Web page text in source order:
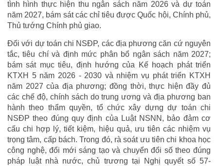
tình hình thực hiện thu ngân sách năm 2026 và dự toán
năm 2027, bám sát các chỉ tiêu được Quốc hội, Chính phủ,
Thủ tướng Chính phủ giao.
Đối với dự toán chi NSĐP, các địa phương căn cứ nguyên
tắc, tiêu chí và định mức phân bổ ngân sách năm 2027;
bám sát mục tiêu, định hướng của Kế hoạch phát triển
KTXH 5 năm 2026 - 2030 và nhiệm vụ phát triển KTXH
năm 2027 của địa phương; đồng thời, thực hiện đầy đủ
các chế độ, chính sách do trung ương và địa phương ban
hành theo thẩm quyền, tổ chức xây dựng dự toán chi
NSĐP theo đúng quy định của Luật NSNN, bảo đảm cơ
cấu chi hợp lý, tiết kiệm, hiệu quả, ưu tiên các nhiệm vụ
trọng tâm, cấp bách. Trong đó, rà soát ưu tiên chi khoa học
công nghệ, đổi mới sáng tạo và chuyển đổi số theo đúng
pháp luật nhà nước, chủ trương tại Nghị quyết số 57-